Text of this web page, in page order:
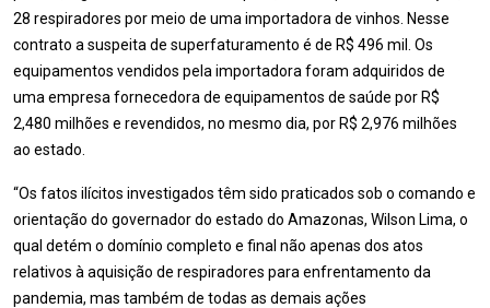
28 respiradores por meio de uma importadora de vinhos. Nesse
contrato a suspeita de superfaturamento é de R$ 496 mil. Os
equipamentos vendidos pela importadora foram adquiridos de
uma empresa fornecedora de equipamentos de saúde por R$
2,480 milhões e revendidos, no mesmo dia, por R$ 2,976 milhões
ao estado.
“Os fatos ilícitos investigados têm sido praticados sob o comando e
orientação do governador do estado do Amazonas, Wilson Lima, o
qual detém o domínio completo e final não apenas dos atos
relativos à aquisição de respiradores para enfrentamento da
pandemia, mas também de todas as demais ações